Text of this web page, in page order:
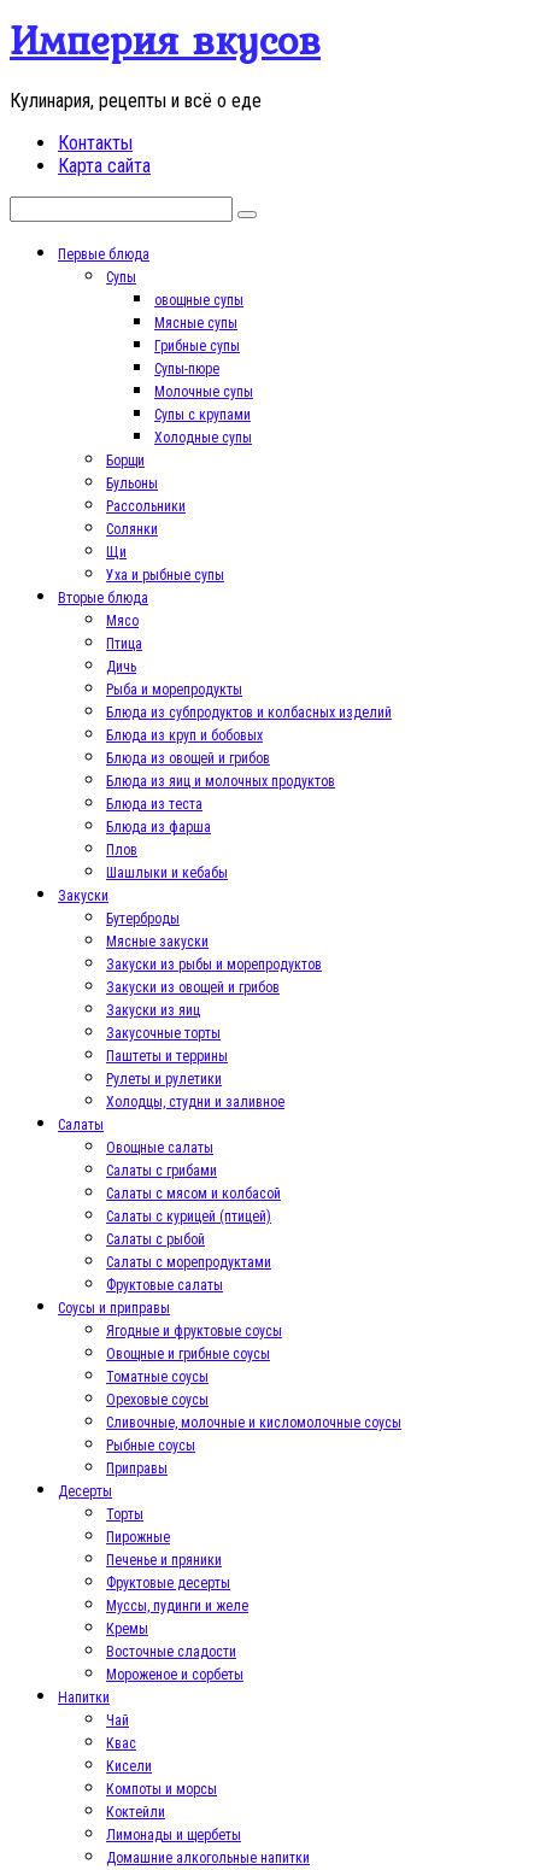
Перейти
контенту
Империя вкусов
Кулинария, рецепты и всё о еде
Контакты
Карта сайта
Первые блюда
Супы
овощные супы
Мясные супы
Грибные супы
Супы-пюре
Молочные супы
Супы с крупами
Холодные супы
Борщи
Бульоны
Рассольники
Солянки
Щи
Уха и рыбные супы
Вторые блюда
Мясо
Птица
Дичь
Рыба и морепродукты
Блюда из субпродуктов и колбасных изделий
Блюда из круп и бобовых
Блюда из овощей и грибов
Блюда из яиц и молочных продуктов
Блюда из теста
Блюда из фарша
Плов
Шашлыки и кебабы
Закуски
Бутерброды
Мясные закуски
Закуски из рыбы и морепродуктов
Закуски из овощей и грибов
Закуски из яиц
Закусочные торты
Паштеты и террины
Рулеты и рулетики
Холодцы, студни и заливное
Салаты
Овощные салаты
Салаты с грибами
Салаты с мясом и колбасой
Салаты с курицей (птицей)
Салаты с рыбой
Салаты с морепродуктами
Фруктовые салаты
Соусы и приправы
Ягодные и фруктовые соусы
Овощные и грибные соусы
Томатные соусы
Ореховые соусы
Сливочные, молочные и кисломолочные соусы
Рыбные соусы
Приправы
Десерты
Торты
Пирожные
Печенье и пряники
Фруктовые десерты
Муссы, пудинги и желе
Кремы
Восточные сладости
Мороженое и сорбеты
Напитки
Чай
Квас
Кисели
Компоты и морсы
Коктейли
Лимонады и щербеты
Домашние алкогольные напитки